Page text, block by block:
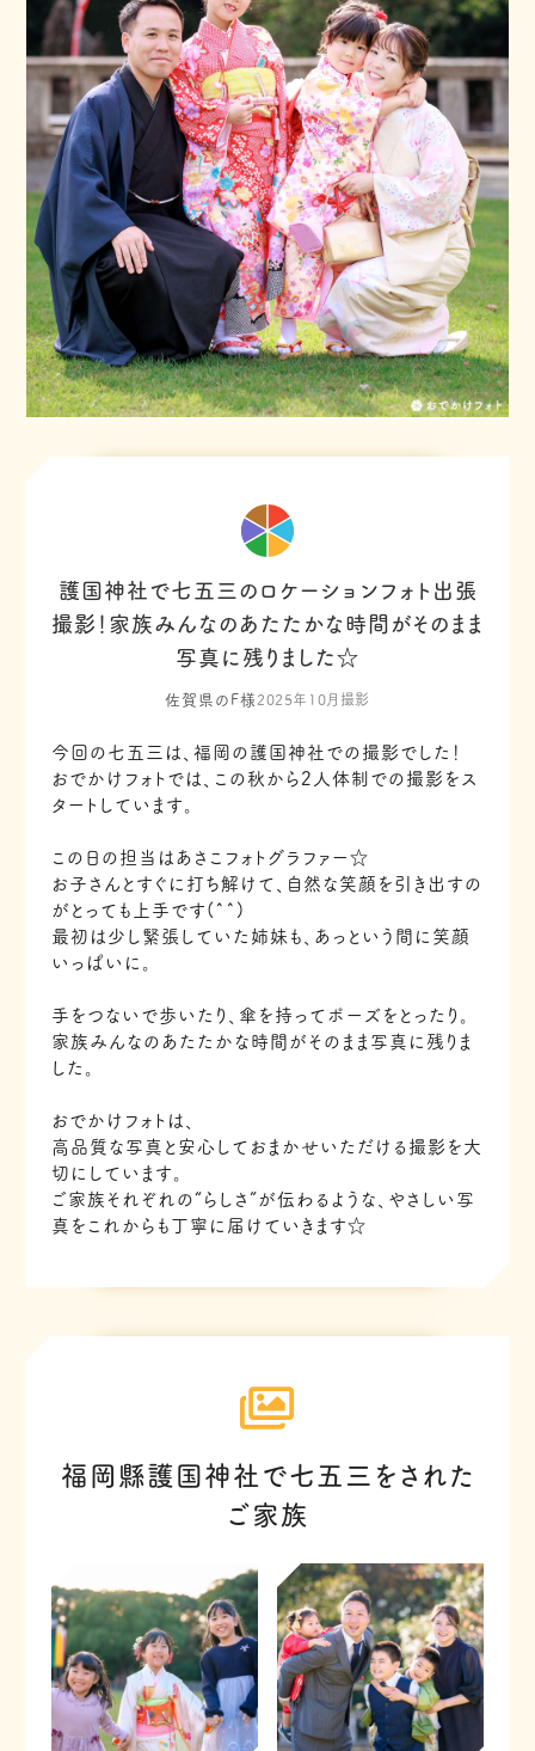
護国神社で七五三のロケーションフォト出張
撮影！家族みんなのあたたかな時間がそのまま
写真に残りました☆
佐賀県のF様 2025年10月撮影
今回の七五三は、福岡の護国神社での撮影でした！
おでかけフォトでは、この秋から2人体制での撮影をス
タートしています。
この日の担当はあさこフォトグラファー☆
お子さんとすぐに打ち解けて、自然な笑顔を引き出すの
がとっても上手です(^^)
最初は少し緊張していた姉妹も、あっという間に笑顔
いっぱいに。
手をつないで歩いたり、傘を持ってポーズをとったり。
家族みんなのあたたかな時間がそのまま写真に残りま
した。
おでかけフォトは、
高品質な写真と安心しておまかせいただける撮影を大
切にしています。
ご家族それぞれの“らしさ”が伝わるような、やさしい写
真をこれからも丁寧に届けていきます☆
福岡縣護国神社で七五三をされた
ご家族